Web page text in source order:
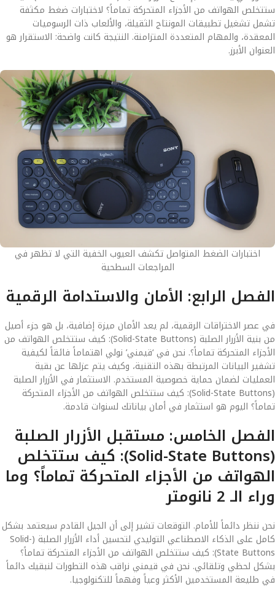
ستتخلص الهواتف من الأجزاء المتحركة تماماً؟ لاختبارات ضغط مكثفة
تشمل تشغيل تطبيقات المونتاج الثقيلة، والألعاب ذات الرسوميات
المعقدة، والمهام المتعددة المتزامنة. النتيجة كانت واضحة: الاستقرار هو
العنوان الأبرز.
اختبارات الضغط المتواصل تكشف العيوب الخفية التي لا تظهر في
المراجعات السطحية
الفصل الرابع: الأمان والاستدامة الرقمية
في عصر الاختراقات الرقمية، لم يعد الأمان ميزة إضافية، بل هو جزء أصيل
من بنية الأزرار الصلبة (Solid-State Buttons): كيف ستتخلص الهواتف من
الأجزاء المتحركة تماماً؟. نحن في ‘قيمني’ نولي اهتماماً فائقاً لكيفية
تشفير البيانات المرتبطة بهذه التقنية، وكيف يتم عزلها عن بقية
العمليات لضمان حماية خصوصية المستخدم. الاستثمار في الأزرار الصلبة
(Solid-State Buttons): كيف ستتخلص الهواتف من الأجزاء المتحركة
تماماً؟ اليوم هو استثمار في أمان بياناتك لسنوات قادمة.
الفصل الخامس: مستقبل الأزرار الصلبة
(Solid-State Buttons): كيف ستتخلص
الهواتف من الأجزاء المتحركة تماماً؟ وما
وراء الـ 2 نانومتر
نحن ننظر دائماً للأمام. التوقعات تشير إلى أن الجيل القادم سيعتمد بشكل
كامل على الذكاء الاصطناعي التوليدي لتحسين أداء الأزرار الصلبة (Solid-
State Buttons): كيف ستتخلص الهواتف من الأجزاء المتحركة تماماً؟
بشكل لحظي وتلقائي. نحن في قيمني نراقب هذه التطورات لنبقيك دائماً
في طليعة المستخدمين الأكثر وعياً وفهماً للتكنولوجيا.